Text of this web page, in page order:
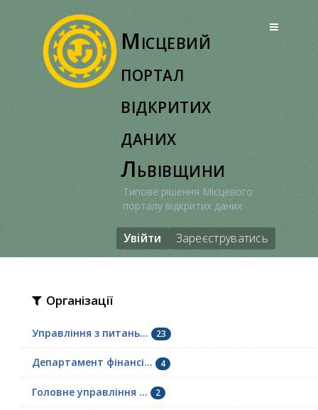
Місцевий
портал
відкритих
даних
Львівщини
Типове рішення Місцевого
порталу відкритих даних
Увійти Зареєструватись
Організації
Управління з питань... 23
Департамент фінансі... 4
Головне управління ... 2